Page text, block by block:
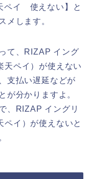
ペイ 使えない】と
メします。
て、RIZAP イング
天ペイ）が使えない
支払い遅延などが
が分かりますよ。
、RIZAP イングリ
イ）が使えないと